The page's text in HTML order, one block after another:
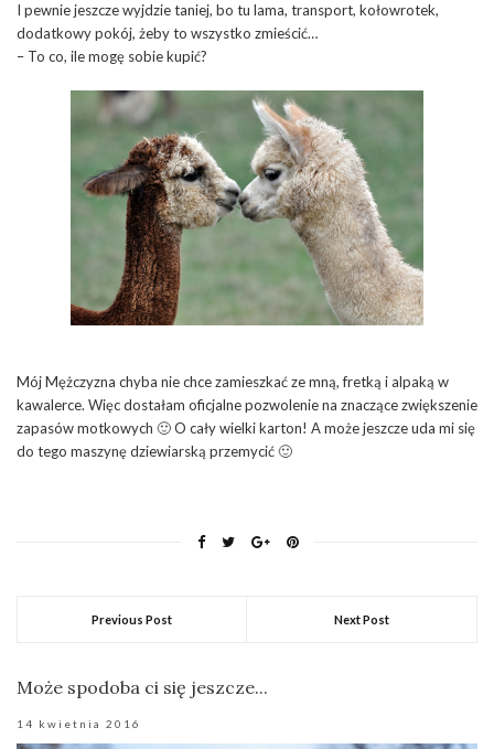
I pewnie jeszcze wyjdzie taniej, bo tu lama, transport, kołowrotek,
dodatkowy pokój, żeby to wszystko zmieścić…
– To co, ile mogę sobie kupić?
Mój Mężczyzna chyba nie chce zamieszkać ze mną, fretką i alpaką w
kawalerce. Więc dostałam oficjalne pozwolenie na znaczące zwiększenie
zapasów motkowych 🙂 O cały wielki karton! A może jeszcze uda mi się
do tego maszynę dziewiarską przemycić 🙂
Previous Post Next Post
Może spodoba ci się jeszcze...
14 kwietnia 2016